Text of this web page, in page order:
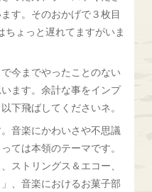
す。そのおかげで３枚目
ちょっと遅れてますがいま
今までやったことのない
ます。余計な事をインプ
下飛ばしてくださいネ。
音楽にかわいさや不思議
ては本領のテーマです。
ストリングス＆エコー、
、音楽におけるお菓子部